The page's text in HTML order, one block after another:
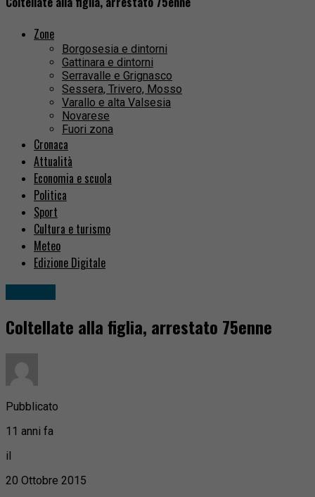
Zone
Borgosesia e dintorni
Gattinara e dintorni
Serravalle e Grignasco
Sessera, Trivero, Mosso
Varallo e alta Valsesia
Novarese
Fuori zona
Cronaca
Attualità
Economia e scuola
Politica
Sport
Cultura e turismo
Meteo
Edizione Digitale
Coltellate alla figlia, arrestato 75enne
Pubblicato
11 anni fa
il
20 Ottobre 2015